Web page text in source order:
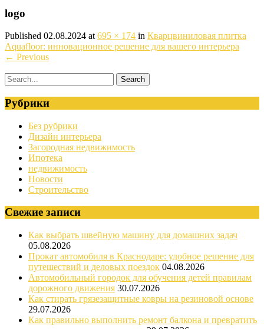
logo
Published 02.08.2024 at 695 × 174 in Кварцвиниловая плитка
Aquafloor: инновационное решение для вашего интерьера
← Previous
Рубрики
Без рубрики
Дизайн интерьера
Загородная недвижимость
Ипотека
недвижимость
Новости
Строительство
Свежие записи
Как выбрать швейную машину для домашних задач
05.08.2026
Прокат автомобиля в Краснодаре: удобное решение для
путешествий и деловых поездок 04.08.2026
Автомобильный городок для обучения детей правилам
дорожного движения 30.07.2026
Как стирать грязезащитные ковры на резиновой основе
29.07.2026
Как правильно выполнить ремонт балкона и превратить